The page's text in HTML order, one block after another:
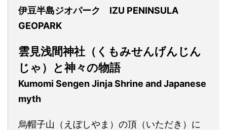
伊豆半島ジオパーク IZU PENINSULA
GEOPARK
雲見浅間神社 （くもみせんげんじん
じゃ）
と神々の物語
Kumomi Sengen Jinja Shrine and Japanese
myth
烏帽子山（えぼしやま）の頂（いただき）に